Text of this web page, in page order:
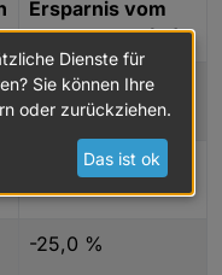
Ersparnis vom
neuen Preis (%)
-27,3 %
-31,0 %
-25,0 %
Dienste für
Sie können Ihre
oder zurückziehen.
Das ist ok